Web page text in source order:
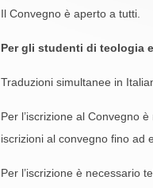
Il Convegno è aperto a tutti.
Per gli studenti di teologia
Traduzioni simultanee in
Per l’iscrizione al Convegno
iscrizioni al convegno fino ad
Per l’iscrizione è necessario